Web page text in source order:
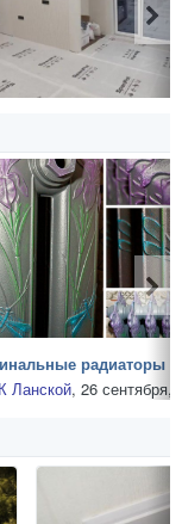
Ланской, 26 сентября,